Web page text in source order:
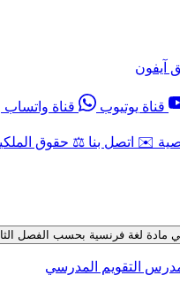
آيفون
قناة يوتيوب قناة واتساب
✉️ اتصل بنا ⚖️ حقوق
لغة فرنسية بحسب الفصل الثاني في
التقويم المدرسي